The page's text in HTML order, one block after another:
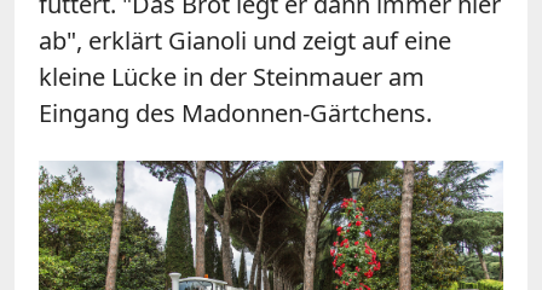
ab", erklärt Gianoli und zeigt auf eine
kleine Lücke in der Steinmauer am
Eingang des Madonnen-Gärtchens.